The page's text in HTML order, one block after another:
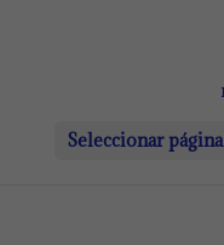
Seleccionar página